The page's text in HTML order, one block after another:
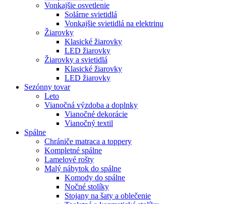
Vonkajšie osvetlenie
Solárne svietidlá
Vonkajšie svietidlá na elektrinu
Žiarovky
Klasické žiarovky
LED žiarovky
Žiarovky a svietidlá
Klasické žiarovky
LED žiarovky
Sezónny tovar
Leto
Vianočná výzdoba a doplnky
Vianočné dekorácie
Vianočný textil
Spálne
Chrániče matraca a toppery
Kompletné spálne
Lamelové rošty
Malý nábytok do spálne
Komody do spálne
Nočné stolíky
Stojany na šaty a oblečenie